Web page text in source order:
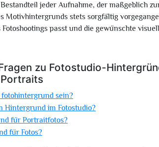
jeder Aufnahme, der maßgeblich
Motivhintergrunds stets sorgfältig
passt und die gewünschte
zu Fotostudio-
sein?
Hintergrund im Fotostudio?
für Portraitfotos?
für Fotos?